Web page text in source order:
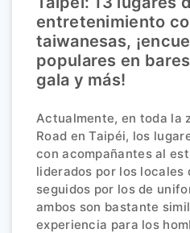
entretenimiento
taiwanesas,
populares en
gala y más!
Actualmente, en toda la
Road en Taipéi, los
con acompañantes al
liderados por los locales
seguidos por los de
ambos son bastante
experiencia para los